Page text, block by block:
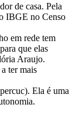
de casa. Pela
IBGE no Censo
em rede tem
que elas
Araujo.
ter mais
Ela é uma